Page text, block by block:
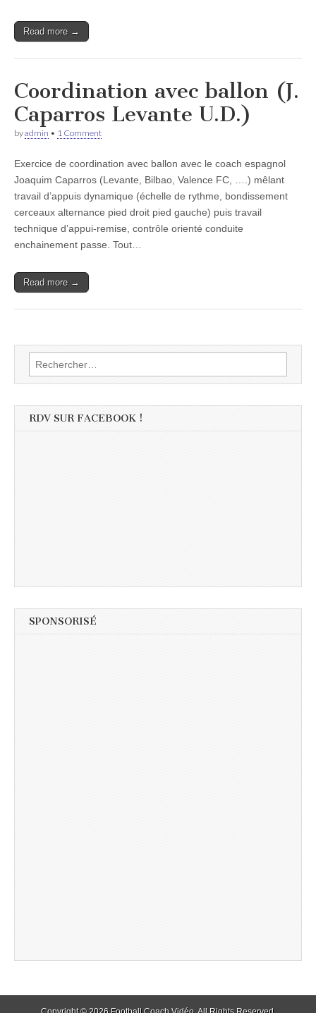
Read more →
Coordination avec ballon (J.
Caparros Levante U.D.)
byadmin • 1 Comment
Exercice de coordination avec ballon avec le coach espagnol
Joaquim Caparros (Levante, Bilbao, Valence FC, ….) mêlant
travail d’appuis dynamique (échelle de rythme, bondissement
cerceaux alternance pied droit pied gauche) puis travail
technique d’appui-remise, contrôle orienté conduite
enchainement passe. Tout…
Read more →
Rechercher :
RDV SUR FACEBOOK !
SPONSORISÉ